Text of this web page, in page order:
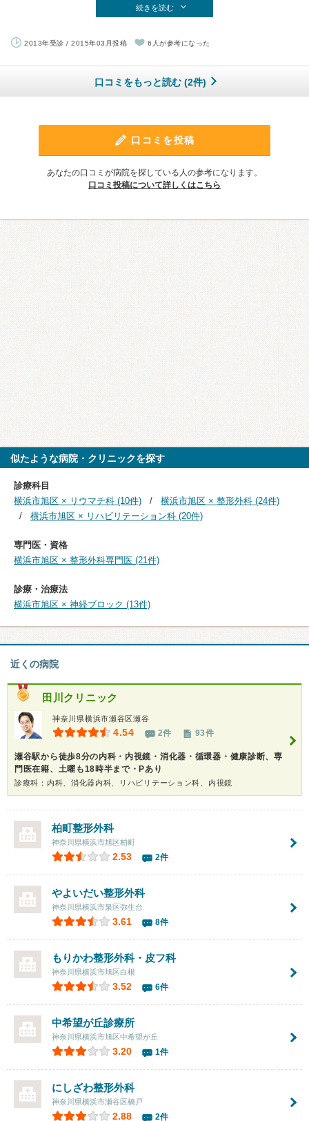
続きを読む
2013年受診 / 2015年03月投稿 6人が参考になった
口コミをもっと読む (2件)
口コミを投稿
あなたの口コミが病院を探している人の参考になります。
口コミ投稿について詳しくはこちら
似たような病院・クリニックを探す
診療科目
横浜市旭区 × リウマチ科 (10件)
横浜市旭区 × 整形外科 (24件)
横浜市旭区 × リハビリテーション科 (20件)
専門医・資格
横浜市旭区 × 整形外科専門医 (21件)
診療・治療法
横浜市旭区 × 神経ブロック (13件)
近くの病院
田川クリニック
神奈川県横浜市瀬谷区瀬谷
4.54 2件 93件
瀬谷駅から徒歩8分の内科・内視鏡・消化器・循環器・健康診断、専
門医在籍、土曜も18時半まで・Pあり
診療科：内科、消化器内科、リハビリテーション科、内視鏡
柏町整形外科
神奈川県横浜市旭区柏町
2.53 2件
やよいだい整形外科
神奈川県横浜市泉区弥生台
3.61 8件
もりかわ整形外科・皮フ科
神奈川県横浜市旭区白根
3.52 6件
中希望が丘診療所
神奈川県横浜市旭区中希望が丘
3.20 1件
にしざわ整形外科
神奈川県横浜市瀬谷区橋戸
2.88 2件